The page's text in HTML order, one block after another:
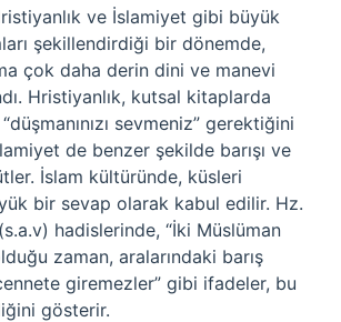
ve İslamiyet gibi büyük
şekillendirdiği bir dönemde,
çok daha derin dini ve manevi
Hristiyanlık, kutsal kitaplarda
sevmeniz” gerektiğini
de benzer şekilde barışı ve
İslam kültüründe, küsleri
bir sevap olarak kabul edilir. Hz.
hadislerinde, “İki Müslüman
zaman, aralarındaki barış
giremezler” gibi ifadeler, bu
gösterir.